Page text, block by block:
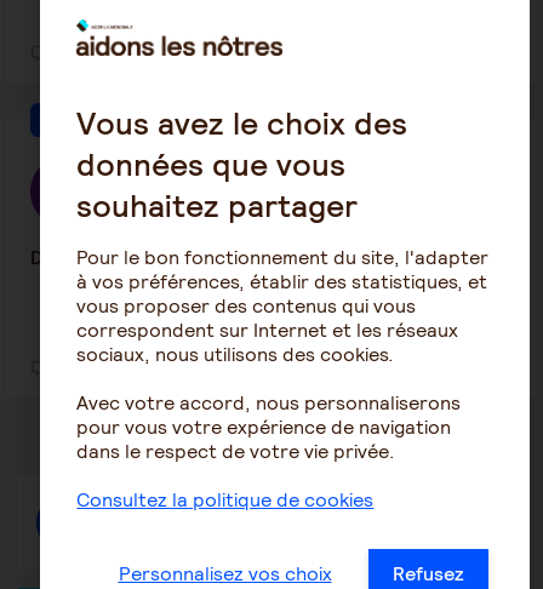
13
Être salarié aidant
Dupinv Dupin
5 juin 2026 14:13
Duree conges aidant
Vous avez le choix des
données que vous
souhaitez partager
Pour le bon fonctionnement du site, l'adapter
à vos préférences, établir des statistiques, et
vous proposer des contenus qui vous
correspondent sur Internet et les réseaux
sociaux, nous utilisons des cookies.
Avec votre accord, nous personnaliserons
pour vous votre expérience de navigation
dans le respect de votre vie privée.
Consultez la politique de cookies
Personnalisez vos choix Refusez